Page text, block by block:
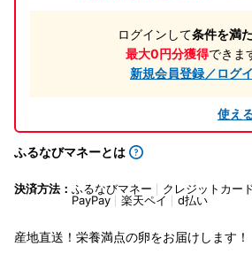
ログインして条件を満
最大0円分獲得できま
新規会員登録／ログ
使え
ふるなびマネーとは
決済方法： ふるなびマネー クレジットカー
PayPay
楽天ペイ d払い
産地直送！栄養満点の卵をお届けします！